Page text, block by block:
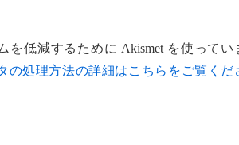
を低減するために Akismet を使ってい
の処理方法の詳細はこちらをご覧くだ